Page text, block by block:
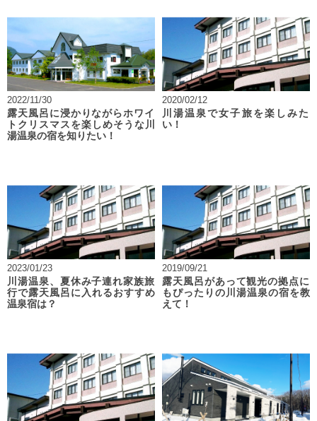
2022/11/30
露天風呂に浸かりながらホワイ
トクリスマスを楽しめそうな川
湯温泉の宿を知りたい！
2020/02/12
川湯温泉で女子旅を楽しみた
い！
2023/01/23
川湯温泉、夏休み子連れ家族旅
行で露天風呂に入れるおすすめ
温泉宿は？
2019/09/21
露天風呂があって観光の拠点に
もぴったりの川湯温泉の宿を教
えて！